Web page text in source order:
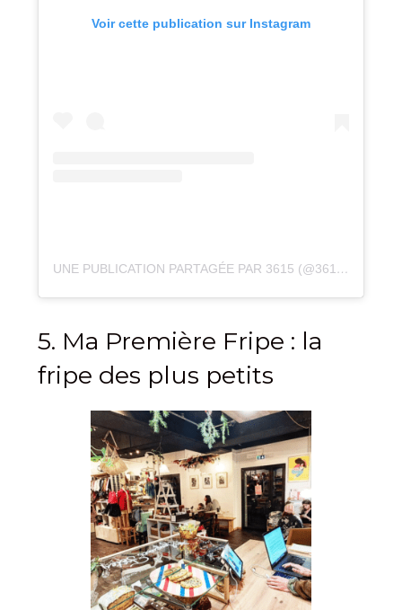
Voir cette publication sur Instagram
UNE PUBLICATION PARTAGÉE PAR 3615 (@3615_LAFRIPE)
5. Ma Première Fripe : la
fripe des plus petits